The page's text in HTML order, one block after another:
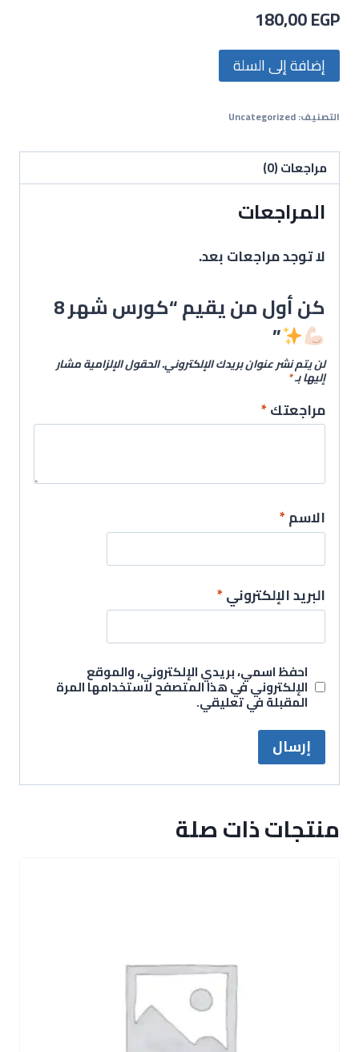
180,00EGP
إضافة إلى السلة
التصنيف:Uncategorized
مراجعات (0)
المراجعات
لا توجد مراجعات بعد.
كن أول من يقيم “كورس شهر 8
”
لن يتم نشر عنوان بريدك الإلكتروني.الحقول الإلزامية مشار
إليها بـ*
مراجعتك*
الاسم*
البريد الإلكتروني*
احفظ اسمي، بريدي الإلكتروني، والموقع
الإلكتروني في هذا المتصفح لاستخدامها المرة
المقبلة في تعليقي.
منتجات ذات صلة